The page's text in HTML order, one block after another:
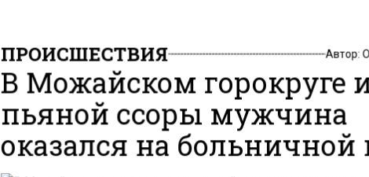
ПРОИСШЕСТВИЯ Автор:
В Можайском горокруге
пьяной ссоры мужчина
оказался на больничной